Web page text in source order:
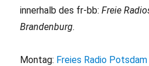
innerhalb des fr-bb:Freie
Brandenburg.
Montag: Freies Radio Potsdam